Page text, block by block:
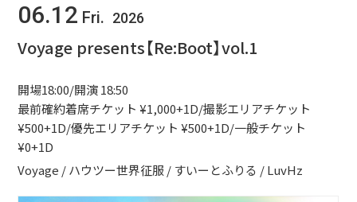
HALL INFO
06.12 Fri. 2026
Voyage presents【Re:Boot】vol.1
開場18:00/開演 18:50
最前確約着席チケット ¥1,000+1D/撮影エリアチケット
¥500+1D/優先エリアチケット ¥500+1D/一般チケット
¥0+1D
Voyage / ハウツー世界征服 / すいーとふりる / LuvHz